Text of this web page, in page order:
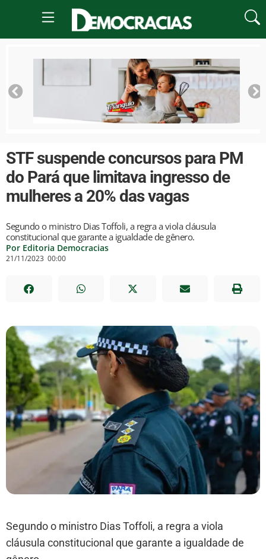
STF suspende concursos para PM
do Pará que limitava ingresso de
mulheres a 20% das vagas
Segundo o ministro Dias Toffoli, a regra a viola cláusula
constitucional que garante a igualdade de gênero.
Por Editoria Democracias
21/11/2023 00:00
Segundo o ministro Dias Toffoli, a regra a viola
cláusula constitucional que garante a igualdade de